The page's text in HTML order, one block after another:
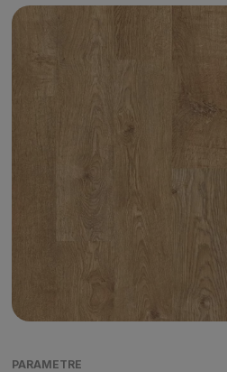
PARAMETRE